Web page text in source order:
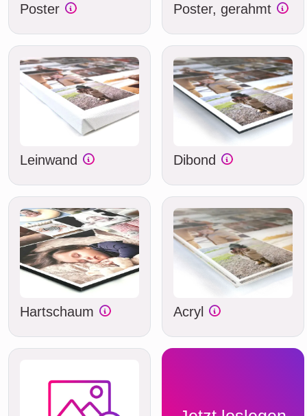
Poster Poster, gerahmt
Leinwand Dibond
Hartschaum Acryl